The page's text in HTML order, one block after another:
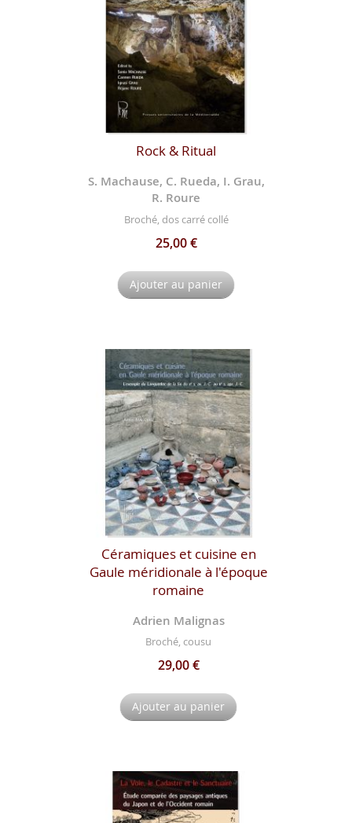
Rock & Ritual
S. Machause, C. Rueda, I. Grau,
R. Roure
Broché, dos carré collé
25,00 €
Ajouter au panier
Céramiques et cuisine en
Gaule méridionale à l'époque
romaine
Adrien Malignas
Broché, cousu
29,00 €
Ajouter au panier